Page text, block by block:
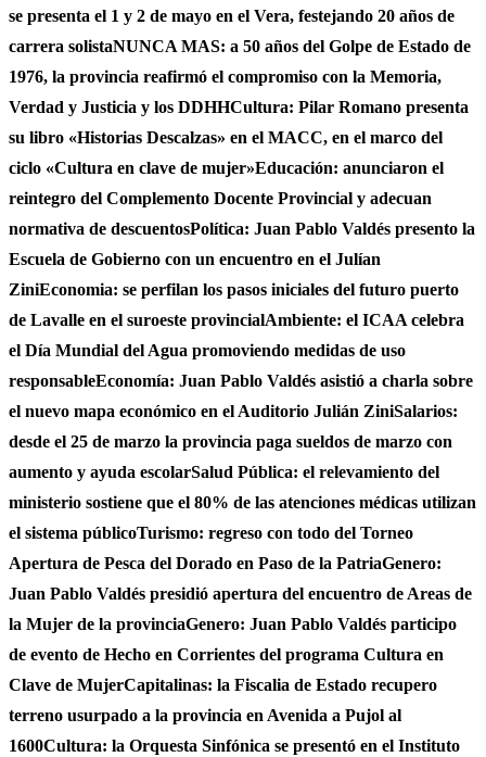
se presenta el 1 y 2 de mayo en el Vera, festejando 20 años de
carrera solistaNUNCA MAS: a 50 años del Golpe de Estado de
1976, la provincia reafirmó el compromiso con la Memoria,
Verdad y Justicia y los DDHHCultura: Pilar Romano presenta
su libro «Historias Descalzas» en el MACC, en el marco del
ciclo «Cultura en clave de mujer»Educación: anunciaron el
reintegro del Complemento Docente Provincial y adecuan
normativa de descuentosPolítica: Juan Pablo Valdés presento la
Escuela de Gobierno con un encuentro en el Julían
ZiniEconomia: se perfilan los pasos iniciales del futuro puerto
de Lavalle en el suroeste provincialAmbiente: el ICAA celebra
el Día Mundial del Agua promoviendo medidas de uso
responsableEconomía: Juan Pablo Valdés asistió a charla sobre
el nuevo mapa económico en el Auditorio Julián ZiniSalarios:
desde el 25 de marzo la provincia paga sueldos de marzo con
aumento y ayuda escolarSalud Pública: el relevamiento del
ministerio sostiene que el 80% de las atenciones médicas utilizan
el sistema públicoTurismo: regreso con todo del Torneo
Apertura de Pesca del Dorado en Paso de la PatriaGenero:
Juan Pablo Valdés presidió apertura del encuentro de Areas de
la Mujer de la provinciaGenero: Juan Pablo Valdés participo
de evento de Hecho en Corrientes del programa Cultura en
Clave de MujerCapitalinas: la Fiscalia de Estado recupero
terreno usurpado a la provincia en Avenida a Pujol al
1600Cultura: la Orquesta Sinfónica se presentó en el Instituto